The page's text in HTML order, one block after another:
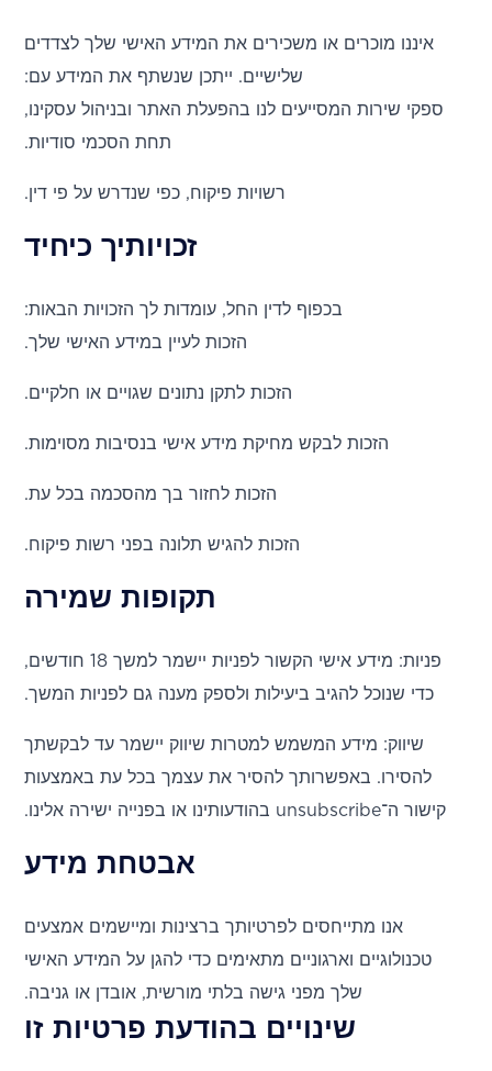
איננו מוכרים או משכירים את המידע האישי שלך לצדדים
שלישיים. ייתכן שנשתף את המידע עם:
ספקי שירות המסייעים לנו בהפעלת האתר ובניהול עסקינו,
תחת הסכמי סודיות.
רשויות פיקוח, כפי שנדרש על פי דין.
זכויותיך כיחיד
בכפוף לדין החל, עומדות לך הזכויות הבאות:
הזכות לעיין במידע האישי שלך.
הזכות לתקן נתונים שגויים או חלקיים.
הזכות לבקש מחיקת מידע אישי בנסיבות מסוימות.
הזכות לחזור בך מהסכמה בכל עת.
הזכות להגיש תלונה בפני רשות פיקוח.
תקופות שמירה
פניות: מידע אישי הקשור לפניות יישמר למשך 18 חודשים,
כדי שנוכל להגיב ביעילות ולספק מענה גם לפניות המשך.
שיווק: מידע המשמש למטרות שיווק יישמר עד לבקשתך
להסירו. באפשרותך להסיר את עצמך בכל עת באמצעות
קישור ה־unsubscribe בהודעותינו או בפנייה ישירה אלינו.
אבטחת מידע
אנו מתייחסים לפרטיותך ברצינות ומיישמים אמצעים
טכנולוגיים וארגוניים מתאימים כדי להגן על המידע האישי
שלך מפני גישה בלתי מורשית, אובדן או גניבה.
שינויים בהודעת פרטיות זו